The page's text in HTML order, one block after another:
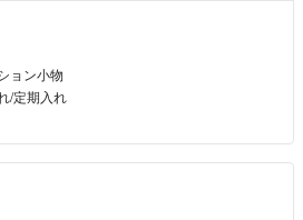
ョン小物
/定期入れ